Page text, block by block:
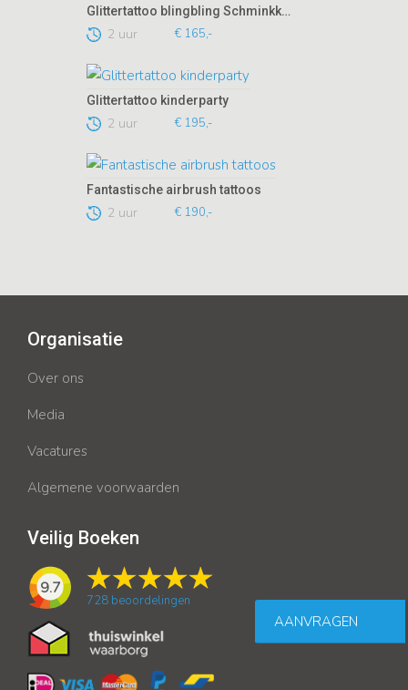
Glittertattoo blingbling Schminkkoppies
2 uur € 165,-
Glittertattoo kinderparty
2 uur € 195,-
Fantastische airbrush tattoos
2 uur € 190,-
AANVRAGEN
Organisatie
Over ons
Media
Vacatures
Algemene voorwaarden
Veilig Boeken
9.7
728 beoordelingen